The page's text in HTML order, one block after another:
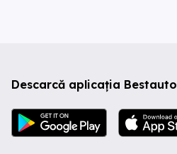
Descarcă aplicația Bestauto